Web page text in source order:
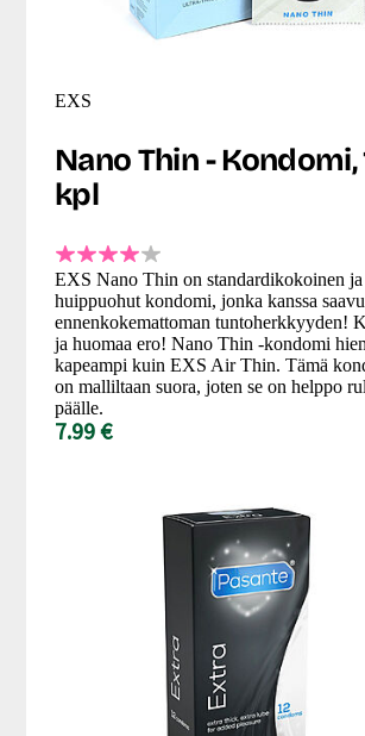
EXS
Nano Thin - Kondomi,
kpl
EXS Nano Thin on standardikokoinen ja
huippuohut kondomi, jonka kanssa
ennenkokemattoman tuntoherkkyyden!
ja huomaa ero! Nano Thin -kondomi
kapeampi kuin EXS Air Thin. Tämä
on malliltaan suora, joten se on helppo
päälle.
7.99 €